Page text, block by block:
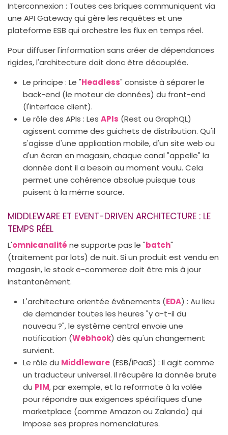
Interconnexion : Toutes ces briques communiquent via
une API Gateway qui gère les requêtes et une
plateforme ESB qui orchestre les flux en temps réel.
Pour diffuser l'information sans créer de dépendances
rigides, l'architecture doit donc être découplée.
Le principe : Le "Headless" consiste à séparer le
back-end (le moteur de données) du front-end
(l'interface client).
Le rôle des APIs : Les APIs (Rest ou GraphQL)
agissent comme des guichets de distribution. Qu'il
s'agisse d'une application mobile, d'un site web ou
d'un écran en magasin, chaque canal "appelle" la
donnée dont il a besoin au moment voulu. Cela
permet une cohérence absolue puisque tous
puisent à la même source.
MIDDLEWARE ET EVENT-DRIVEN ARCHITECTURE : LE
TEMPS RÉEL
L'omnicanalité ne supporte pas le "batch"
(traitement par lots) de nuit. Si un produit est vendu en
magasin, le stock e-commerce doit être mis à jour
instantanément.
L'architecture orientée événements (EDA) : Au lieu
de demander toutes les heures "y a-t-il du
nouveau ?", le système central envoie une
notification (Webhook) dès qu'un changement
survient.
Le rôle du Middleware (ESB/iPaaS) : Il agit comme
un traducteur universel. Il récupère la donnée brute
du PIM, par exemple, et la reformate à la volée
pour répondre aux exigences spécifiques d'une
marketplace (comme Amazon ou Zalando) qui
impose ses propres nomenclatures.